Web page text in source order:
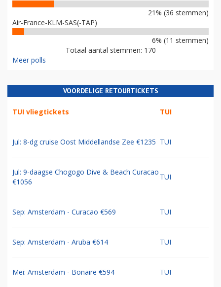
21% (36 stemmen)
Air-France-KLM-SAS(-TAP)
6% (11 stemmen)
Totaal aantal stemmen: 170
Meer polls
VOORDELIGE RETOURTICKETS
TUI vliegtickets TUI
Jul: 8-dg cruise Oost Middellandse Zee €1235 TUI
Jul: 9-daagse Chogogo Dive & Beach Curacao
€1056
TUI
Sep: Amsterdam - Curacao €569 TUI
Sep: Amsterdam - Aruba €614 TUI
Mei: Amsterdam - Bonaire €594 TUI